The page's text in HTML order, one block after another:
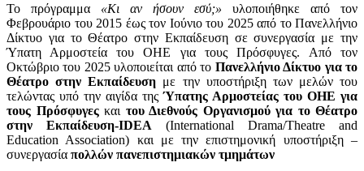
Το πρόγραμμα «Κι αν ήσουν εσύ;» υλοποιήθηκε από τον
Φεβρουάριο του 2015 έως τον Ιούνιο του 2025 από το Πανελλήνιο
Δίκτυο για το Θέατρο στην Εκπαίδευση σε συνεργασία με την
Ύπατη Αρμοστεία του ΟΗΕ για τους Πρόσφυγες. Από τον
Οκτώβριο του 2025 υλοποιείται από το Πανελλήνιο Δίκτυο για το
Θέατρο στην Εκπαίδευση με την υποστήριξη των μελών του
τελώντας υπό την αιγίδα τηςΎπατης Αρμοστείας του ΟΗΕ για
τους Πρόσφυγεςκαι του Διεθνούς Οργανισμού για το Θέατρο
στην Εκπαίδευση-IDEA (International Drama/Theatre and
Education Association) και με την επιστημονική υποστήριξη –
συνεργασία πολλών πανεπιστημιακών τμημάτων